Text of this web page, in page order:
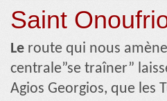
Saint
Le route qui nous
centrale”se traîner”
Agios Georgios, que les